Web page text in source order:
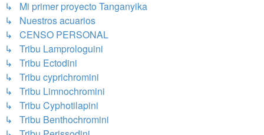
↳ Mi primer proyecto Tanganyika
↳ Nuestros acuarios
↳ CENSO PERSONAL
↳ Tribu Lamprologuini
↳ Tribu Ectodini
↳ Tribu cyprichromini
↳ Tribu Limnochromini
↳ Tribu Cyphotilapini
↳ Tribu Benthochromini